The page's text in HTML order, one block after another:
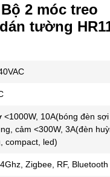
2 móc treo
tường
<1000W, 10A(bóng đèn
cảm <300W, 3A(đèn
compact, led)
Zigbee, RF, Bluetooth